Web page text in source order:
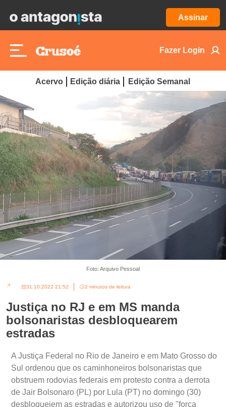
Assinar
Fazer Login
Acervo Edição diária Edição Semanal
Foto: Arquivo Pessoal
31.10.2022 21:52 2 minutos de leitura
Justiça no RJ e em MS manda
bolsonaristas desbloquearem
estradas
A Justiça Federal no Rio de Janeiro e em Mato Grosso do
Sul ordenou que os caminhoneiros bolsonaristas que
obstruem rodovias federais em protesto contra a derrota
de Jair Bolsonaro (PL) por Lula (PT) no domingo (30)
desbloqueiem as estradas e autorizou uso de "força